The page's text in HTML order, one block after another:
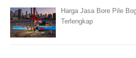
Harga Jasa Bore Pile
Terlengkap